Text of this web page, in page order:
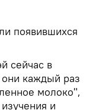
появившихся
сейчас в
каждый раз
молоко",
и